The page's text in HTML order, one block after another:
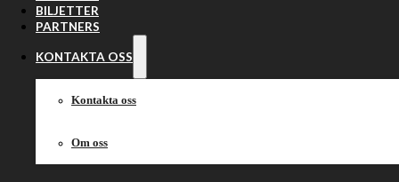
BILJETTER
PARTNERS
KONTAKTA OSS
Kontakta oss
Om oss